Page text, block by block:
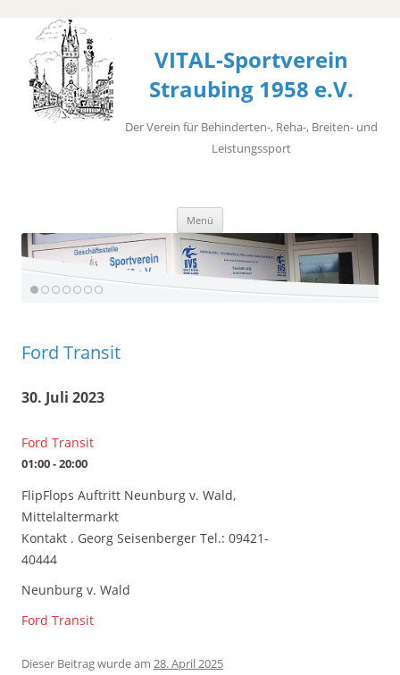
VITAL-Sportverein
Straubing 1958 e.V.
Der Verein für Behinderten-, Reha-, Breiten- und
Leistungssport
Menü
springen
Ford Transit
30. Juli 2023
Ford Transit
01:00 - 20:00
FlipFlops Auftritt Neunburg v. Wald,
Mittelaltermarkt
Kontakt . Georg Seisenberger Tel.: 09421-
40444
Neunburg v. Wald
Ford Transit
Dieser Beitrag wurdeam 28. April 2025